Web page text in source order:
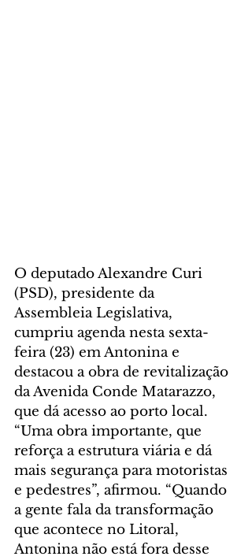
O deputado Alexandre Curi
(PSD), presidente da
Assembleia Legislativa,
cumpriu agenda nesta sexta-
feira (23) em Antonina e
destacou a obra de revitalização
da Avenida Conde Matarazzo,
que dá acesso ao porto local.
“Uma obra importante, que
reforça a estrutura viária e dá
mais segurança para motoristas
e pedestres”, afirmou. “Quando
a gente fala da transformação
que acontece no Litoral,
Antonina não está fora desse